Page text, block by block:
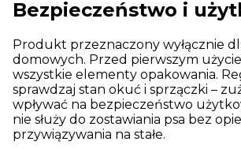
Bezpieczeństwo i
Produkt przeznaczony wyłącznie
domowych. Przed pierwszym
wszystkie elementy opakowania.
sprawdzaj stan okuć i sprzączki –
wpływać na bezpieczeństwo
nie służy do zostawiania psa bez
przywiązywania na stałe.